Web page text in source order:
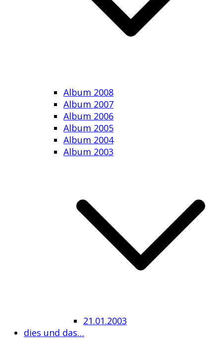
Album 2008
Album 2007
Album 2006
Album 2005
Album 2004
Album 2003
21.01.2003
dies und das…